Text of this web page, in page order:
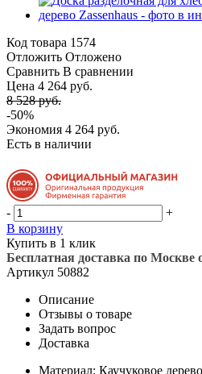
Код товара 1574
Отложить Отложено
Сравнить В сравнении
Цена 4 264 руб.
8 528 руб.
-50%
Экономия 4 264 руб.
Есть в наличии
-
+
В корзину
Купить в 1 клик
Бесплатная доставка по Москве
Артикул 50882
Описание
Отзывы о товаре
Задать вопрос
Доставка
Материал: Каучуковое